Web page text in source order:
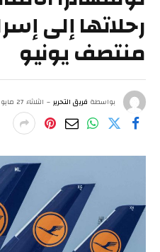
رحلاتها إلى
منتصف يونيو
بواسطة فريق التحرير الثلاثاء 27 مايو 8:00 ص